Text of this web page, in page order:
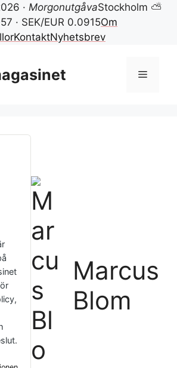
· MorgonutgåvaStockholm ⛅
· SEK/EUR 0.0915Om
KontaktNyhetsbrev
Meny
Marcus
Blom